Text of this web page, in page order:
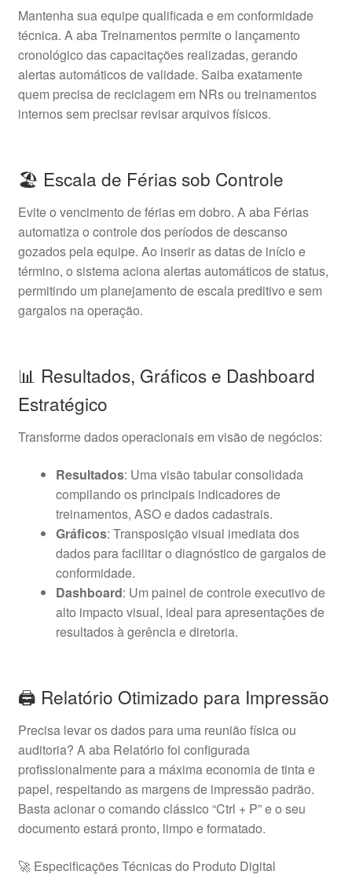
Mantenha sua equipe qualificada e em conformidade
técnica. A aba Treinamentos permite o lançamento
cronológico das capacitações realizadas, gerando
alertas automáticos de validade. Saiba exatamente
quem precisa de reciclagem em NRs ou treinamentos
internos sem precisar revisar arquivos físicos.
🏖️ Escala de Férias sob Controle
Evite o vencimento de férias em dobro. A aba Férias
automatiza o controle dos períodos de descanso
gozados pela equipe. Ao inserir as datas de início e
término, o sistema aciona alertas automáticos de status,
permitindo um planejamento de escala preditivo e sem
gargalos na operação.
📊 Resultados, Gráficos e Dashboard
Estratégico
Transforme dados operacionais em visão de negócios:
Resultados: Uma visão tabular consolidada
compilando os principais indicadores de
treinamentos, ASO e dados cadastrais.
Gráficos: Transposição visual imediata dos
dados para facilitar o diagnóstico de gargalos de
conformidade.
Dashboard: Um painel de controle executivo de
alto impacto visual, ideal para apresentações de
resultados à gerência e diretoria.
🖨️ Relatório Otimizado para Impressão
Precisa levar os dados para uma reunião física ou
auditoria? A aba Relatório foi configurada
profissionalmente para a máxima economia de tinta e
papel, respeitando as margens de impressão padrão.
Basta acionar o comando clássico “Ctrl + P” e o seu
documento estará pronto, limpo e formatado.
🚀 Especificações Técnicas do Produto Digital